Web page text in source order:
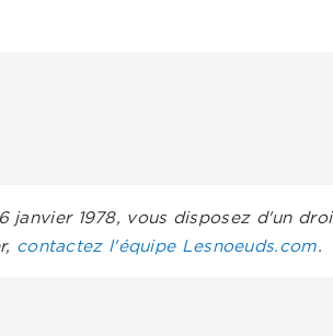
1978, vous disposez d'un
contactez l'équipe Lesnoeuds.com.